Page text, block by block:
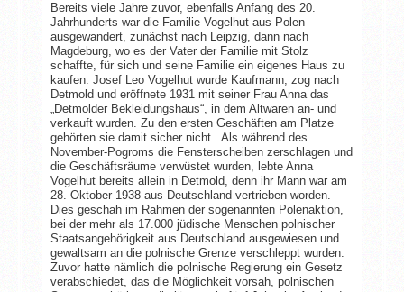
Bereits viele Jahre zuvor, ebenfalls Anfang des 20.
Jahrhunderts war die Familie Vogelhut aus Polen
ausgewandert, zunächst nach Leipzig, dann nach
Magdeburg, wo es der Vater der Familie mit Stolz
schaffte, für sich und seine Familie ein eigenes Haus zu
kaufen. Josef Leo Vogelhut wurde Kaufmann, zog nach
Detmold und eröffnete 1931 mit seiner Frau Anna das
„Detmolder Bekleidungshaus“, in dem Altwaren an- und
verkauft wurden. Zu den ersten Geschäften am Platze
gehörten sie damit sicher nicht. Als während des
November-Pogroms die Fensterscheiben zerschlagen und
die Geschäftsräume verwüstet wurden, lebte Anna
Vogelhut bereits allein in Detmold, denn ihr Mann war am
28. Oktober 1938 aus Deutschland vertrieben worden.
Dies geschah im Rahmen der sogenannten Polenaktion,
bei der mehr als 17.000 jüdische Menschen polnischer
Staatsangehörigkeit aus Deutschland ausgewiesen und
gewaltsam an die polnische Grenze verschleppt wurden.
Zuvor hatte nämlich die polnische Regierung ein Gesetz
verabschiedet, das die Möglichkeit vorsah, polnischen